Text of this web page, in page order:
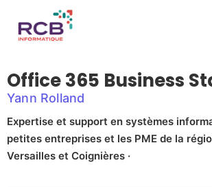
Office 365 Business
Yann Rolland
Expertise et support en systèmes
petites entreprises et les PME de la
Versailles et Coignières ·